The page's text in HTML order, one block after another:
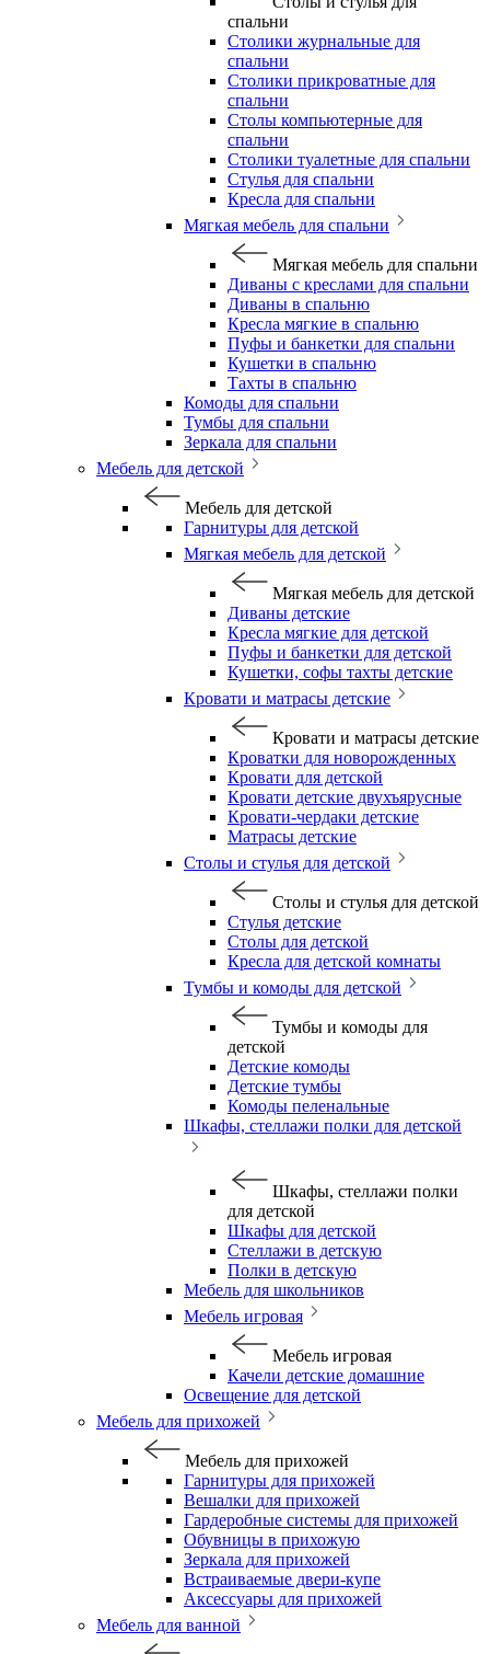
спальни
Столики журнальные для
спальни
Столики прикроватные для
спальни
Столы компьютерные для
спальни
Столики туалетные для спальни
Стулья для спальни
Кресла для спальни
Мягкая мебель для спальни
Мягкая мебель для спальни
Диваны с креслами для спальни
Диваны в спальню
Кресла мягкие в спальню
Пуфы и банкетки для спальни
Кушетки в спальню
Тахты в спальню
Комоды для спальни
Тумбы для спальни
Зеркала для спальни
Мебель для детской
Мебель для детской
Гарнитуры для детской
Мягкая мебель для детской
Мягкая мебель для детской
Диваны детские
Кресла мягкие для детской
Пуфы и банкетки для детской
Кушетки, софы тахты детские
Кровати и матрасы детские
Кровати и матрасы детские
Кроватки для новорожденных
Кровати для детской
Кровати детские двухъярусные
Кровати-чердаки детские
Матрасы детские
Столы и стулья для детской
Столы и стулья для детской
Стулья детские
Столы для детской
Кресла для детской комнаты
Тумбы и комоды для детской
Тумбы и комоды для
детской
Детские комоды
Детские тумбы
Комоды пеленальные
Шкафы, стеллажи полки для детской
Шкафы, стеллажи полки
для детской
Шкафы для детской
Стеллажи в детскую
Полки в детскую
Мебель для школьников
Мебель игровая
Мебель игровая
Качели детские домашние
Освещение для детской
Мебель для прихожей
Мебель для прихожей
Гарнитуры для прихожей
Вешалки для прихожей
Гардеробные системы для прихожей
Обувницы в прихожую
Зеркала для прихожей
Встраиваемые двери-купе
Аксессуары для прихожей
Мебель для ванной